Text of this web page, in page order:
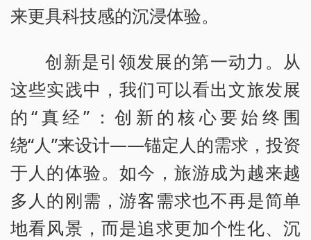
来更具科技感的沉浸体验。
创新是引领发展的第一动力。从
这些实践中，我们可以看出文旅发展
的“真经”：创新的核心要始终围
绕“人”来设计——锚定人的需求，投资
于人的体验。如今，旅游成为越来越
多人的刚需，游客需求也不再是简单
地看风景，而是追求更加个性化、沉